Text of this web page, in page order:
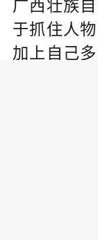
广西壮族
于抓住人
加上自己